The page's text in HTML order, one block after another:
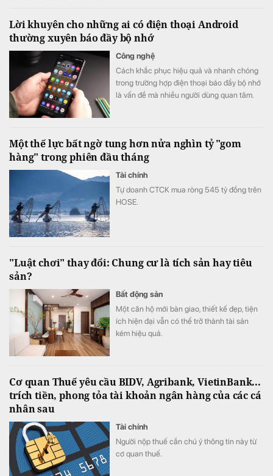
Lời khuyên cho những ai có điện thoại Android
thường xuyên báo đầy bộ nhớ
Công nghệ
Cách khắc phục hiệu quả và nhanh chóng
trong trường hợp điện thoại báo đầy bộ nhớ
là vấn đề mà nhiều người dùng quan tâm.
Một thế lực bất ngờ tung hơn nửa nghìn tỷ "gom
hàng" trong phiên đầu tháng
Tài chính
Tự doanh CTCK mua ròng 545 tỷ đồng trên
HOSE.
"Luật chơi" thay đổi: Chung cư là tích sản hay tiêu
sản?
Bất động sản
Một căn hộ mới bàn giao, thiết kế đẹp, tiện
ích hiện đại vẫn có thể trở thành tài sản
kém hiệu quả.
Cơ quan Thuế yêu cầu BIDV, Agribank, VietinBank...
trích tiền, phong tỏa tài khoản ngân hàng của các cá
nhân sau
Tài chính
Người nộp thuế cần chú ý thông tin này từ
cơ quan thuế.